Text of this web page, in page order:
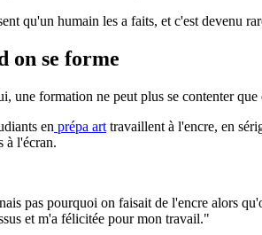
qu'un humain les a faits, et c'est devenu
on se forme
une formation ne peut plus se contenter que
en prépa art travaillent à l'encre, en
à l'écran.
pas pourquoi on faisait de l'encre alors
et m'a félicitée pour mon travail."